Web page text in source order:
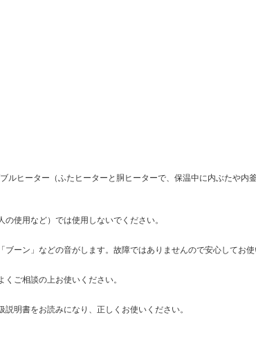
ヒーター（ふたヒーターと胴ヒーターで、保温中に内ぶたや内
使用など）では使用しないでください。
ーン」などの音がします。故障ではありませんので安心してお使
ご相談の上お使いください。
明書をお読みになり、正しくお使いください。